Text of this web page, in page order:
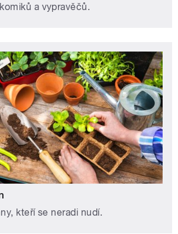
a vypravěčů.
kteří se neradi nudí.